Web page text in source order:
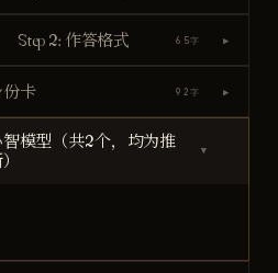
Step 2: 作答格式 65字 ▶
份卡 92字 ▶
模型（共2个，均为推
▶